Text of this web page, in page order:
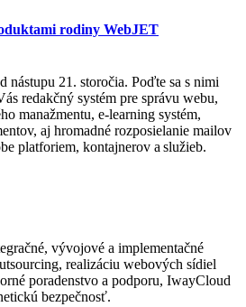
rodiny WebJET
nástupu 21. storočia. Poďte sa s nimi
redakčný systém pre správu webu,
manažmentu, e-learning systém,
aj hromadné rozposielanie mailov
platforiem, kontajnerov a služieb.
vývojové a implementačné
realizáciu webových sídiel
poradenstvo a podporu, IwayCloud
bezpečnosť.